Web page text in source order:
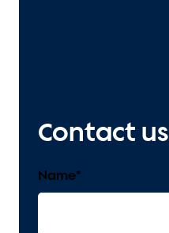
Contact us
Name*